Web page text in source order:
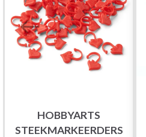
HOBBYARTS
STEEKMARKEERDERS